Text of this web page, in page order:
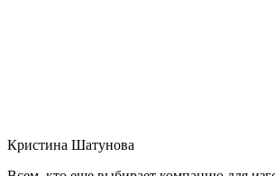
Кристина Шатунова